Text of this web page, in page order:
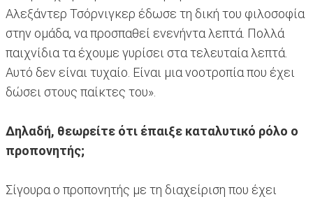
Αλεξάντερ Τσόρνιγκερ έδωσε τη δική του φιλοσοφία
στην ομάδα, να προσπαθεί ενενήντα λεπτά. Πολλά
παιχνίδια τα έχουμε γυρίσει στα τελευταία λεπτά.
Αυτό δεν είναι τυχαίο. Είναι μια νοοτροπία που έχει
δώσει στους παίκτες του».
Δηλαδή, θεωρείτε ότι έπαιξε καταλυτικό ρόλο ο
προπονητής;
Σίγουρα ο προπονητής με τη διαχείριση που έχει